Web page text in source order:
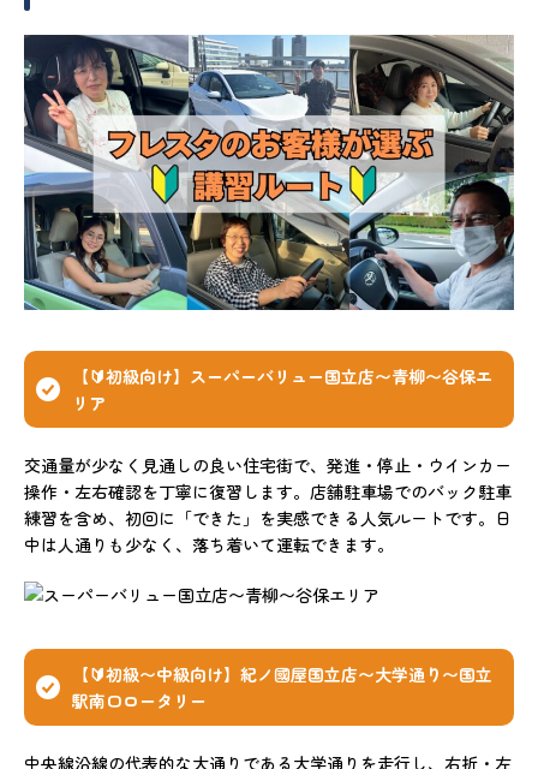
【🔰初級向け】スーパーバリュー国立店〜青柳〜谷保エ
リア
交通量が少なく見通しの良い住宅街で、発進・停止・ウインカー
操作・左右確認を丁寧に復習します。店舗駐車場でのバック駐車
練習を含め、初回に「できた」を実感できる人気ルートです。日
中は人通りも少なく、落ち着いて運転できます。
【🔰初級〜中級向け】紀ノ國屋国立店〜大学通り〜国立
駅南口ロータリー
中央線沿線の代表的な大通りである大学通りを走行し、右折・左